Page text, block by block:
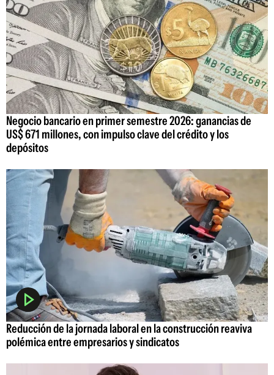
Negocio bancario en primer semestre 2026: ganancias de
US$ 671 millones, con impulso clave del crédito y los
depósitos
Reducción de la jornada laboral en la construcción reaviva
polémica entre empresarios y sindicatos